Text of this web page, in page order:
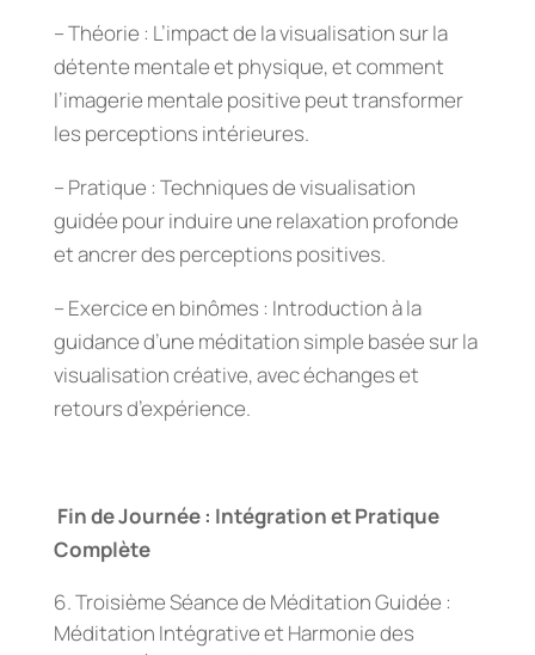
– Théorie : L’impact de la visualisation sur la
détente mentale et physique, et comment
l’imagerie mentale positive peut transformer
les perceptions intérieures.
– Pratique : Techniques de visualisation
guidée pour induire une relaxation profonde
et ancrer des perceptions positives.
– Exercice en binômes : Introduction à la
guidance d’une méditation simple basée sur la
visualisation créative, avec échanges et
retours d’expérience.
Fin de Journée : Intégration et Pratique
Complète
Troisième Séance de Méditation Guidée :
Méditation Intégrative et Harmonie des